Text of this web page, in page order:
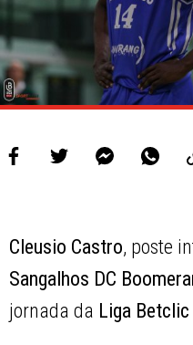
Cleusio Castro, poste
Sangalhos DC
jornada da Liga